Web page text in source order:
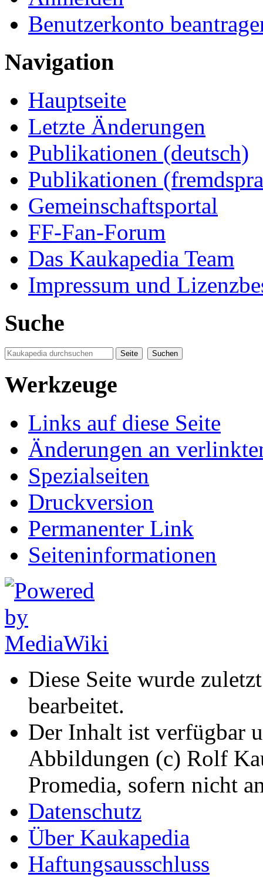
Benutzerkonto
Navigation
Hauptseite
Letzte Änderungen
Publikationen (deutsch)
Publikationen
Gemeinschaftsportal
FF-Fan-Forum
Das Kaukapedia Team
Impressum und
Suche
Werkzeuge
Links auf diese Seite
Änderungen an
Spezialseiten
Druckversion
Permanenter Link
Seiten­informationen
Diese Seite wurde
bearbeitet.
Der Inhalt ist verfügbar
Abbildungen (c) Rolf
Promedia, sofern nicht
Datenschutz
Über Kaukapedia
Haftungsausschluss